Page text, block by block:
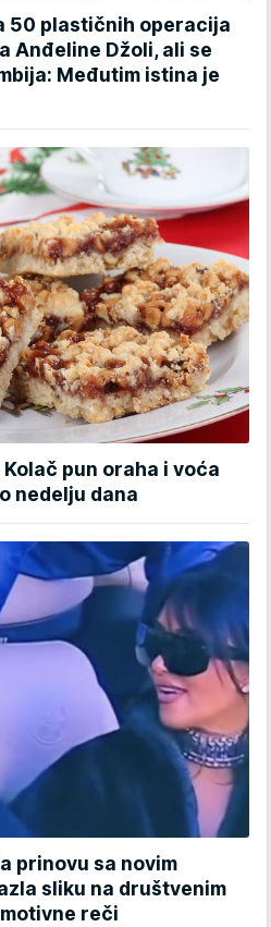
50 plastičnih operacija
Anđeline Džoli, ali se
Međutim istina je
pun oraha i voća
nedelju dana
prinovu sa novim
sliku na društvenim
reči